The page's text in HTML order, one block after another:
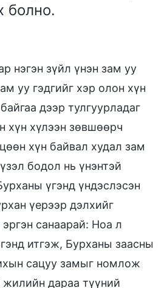
болно.
нэгэн зүйл үнэн зам уу
уу гэдгийг хэр олон хүн
дээр тулгуурладаг
хүн хүлээн зөвшөөрч
хүн байвал худал зам
бодол нь үнэнтэй
үгэнд үндэслэсэн
үерээр дэлхийг
санаарай: Ноа л
итгэж, Бурханы заасны
сацуу замыг номлож
жилийн дараа түүний